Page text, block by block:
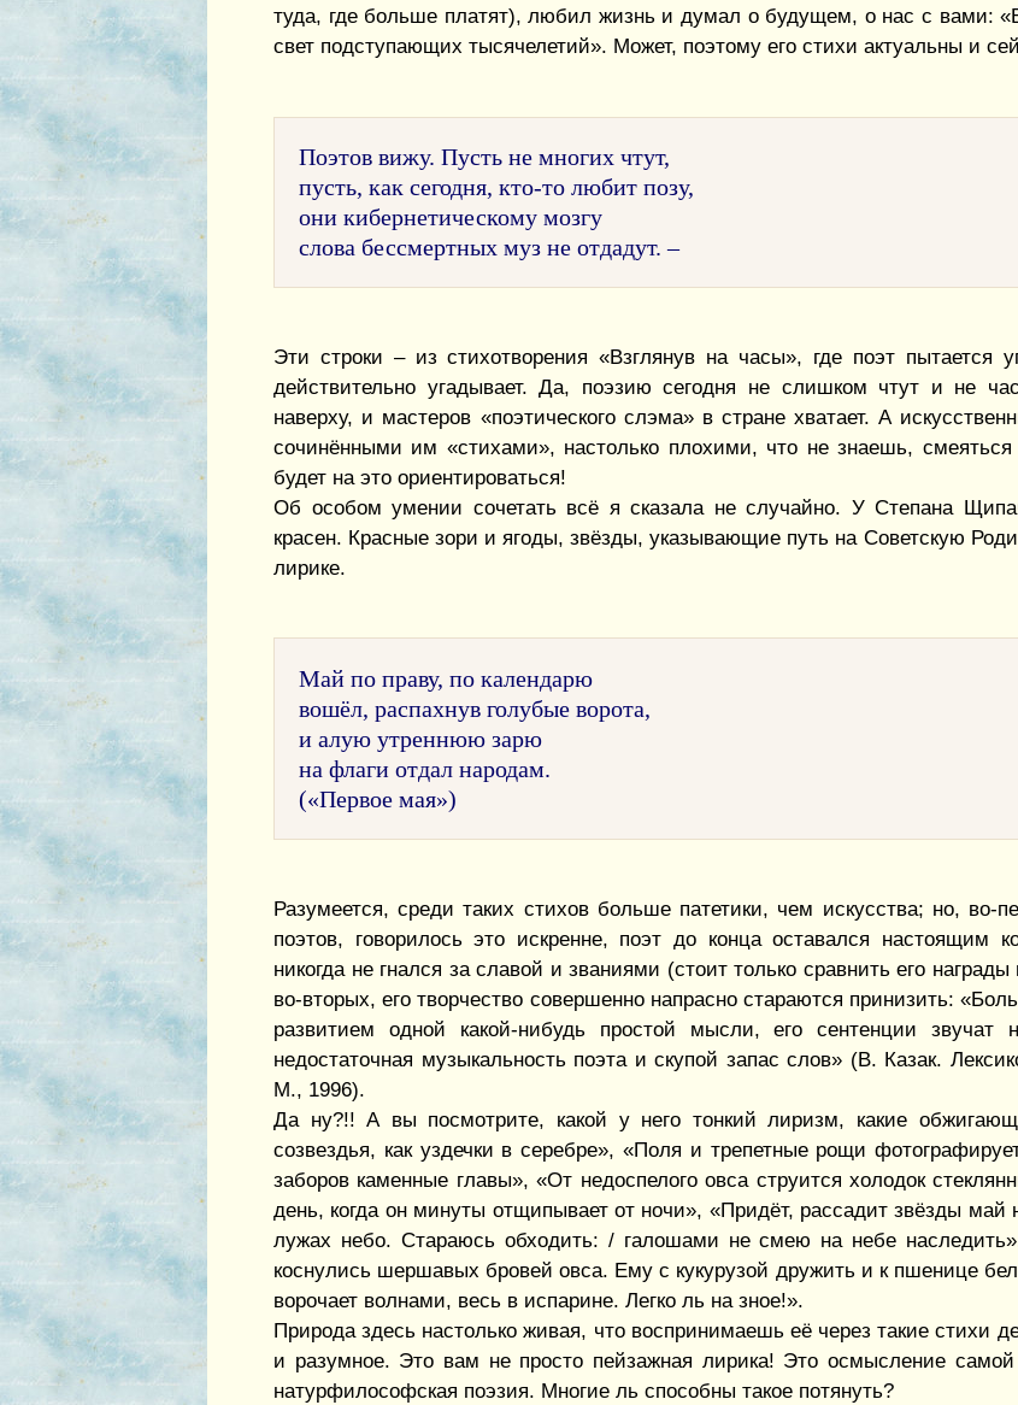
туда, где больше платят), любил жизнь и думал о будущем, о нас с вами:
свет подступающих тысячелетий». Может, поэтому его стихи актуальны и
Поэтов вижу. Пусть не многих чтут,
пусть, как сегодня, кто-то любит позу,
они кибернетическому мозгу
слова бессмертных муз не отдадут. –
Эти строки – из стихотворения «Взглянув на часы», где поэт пытается
действительно угадывает. Да, поэзию сегодня не слишком чтут и не
наверху, и мастеров «поэтического слэма» в стране хватает. А
сочинёнными им «стихами», настолько плохими, что не знаешь,
будет на это ориентироваться!
Об особом умении сочетать всё я сказала не случайно. У Степана
красен. Красные зори и ягоды, звёзды, указывающие путь на Советскую
лирике.
Май по праву, по календарю
вошёл, распахнув голубые ворота,
и алую утреннюю зарю
на флаги отдал народам.
(«Первое мая»)
Разумеется, среди таких стихов больше патетики, чем искусства; но, во-
поэтов, говорилось это искренне, поэт до конца оставался настоящим
никогда не гнался за славой и званиями (стоит только сравнить его
во-вторых, его творчество совершенно напрасно стараются принизить:
развитием одной какой-нибудь простой мысли, его сентенции звучат
недостаточная музыкальность поэта и скупой запас слов» (В. Казак.
М., 1996).
Да ну?!! А вы посмотрите, какой у него тонкий лиризм, какие
созвездья, как уздечки в серебре», «Поля и трепетные рощи
заборов каменные главы», «От недоспелого овса струится холодок
день, когда он минуты отщипывает от ночи», «Придёт, рассадит звёзды май
лужах небо. Стараюсь обходить: / галошами не смею на небе
коснулись шершавых бровей овса. Ему с кукурузой дружить и к пшенице
ворочает волнами, весь в испарине. Легко ль на зное!».
Природа здесь настолько живая, что воспринимаешь её через такие стихи
и разумное. Это вам не просто пейзажная лирика! Это осмысление самой
натурфилософская поэзия. Многие ль способны такое потянуть?